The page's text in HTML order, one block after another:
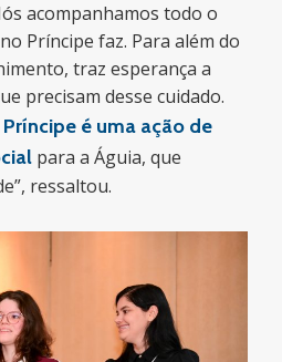
acompanhamos todo o
Príncipe faz. Para além do
traz esperança a
precisam desse cuidado.
é uma ação de
para a Águia, que
ressaltou.